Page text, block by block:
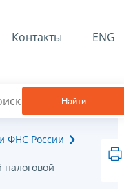
Контакты ENG
Найти
ФНС России